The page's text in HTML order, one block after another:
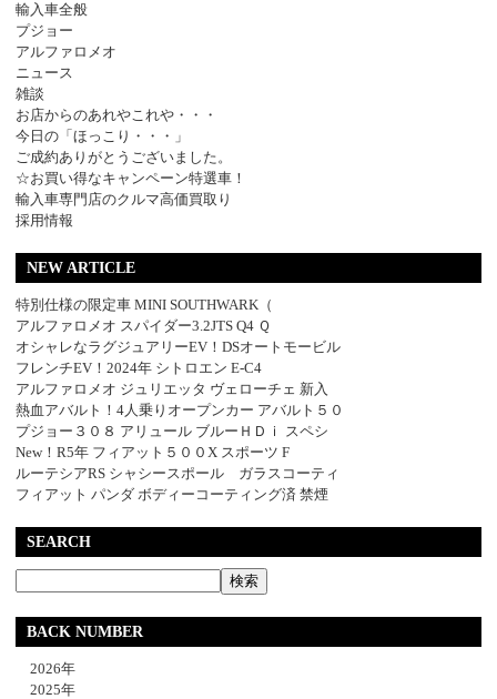
輸入車全般
プジョー
アルファロメオ
ニュース
雑談
お店からのあれやこれや・・・
今日の「ほっこり・・・」
ご成約ありがとうございました。
☆お買い得なキャンペーン特選車！
輸入車専門店のクルマ高価買取り
採用情報
NEW ARTICLE
特別仕様の限定車 MINI SOUTHWARK（
アルファロメオ スパイダー3.2JTS Q4 Ｑ
オシャレなラグジュアリーEV！DSオートモービル
フレンチEV！2024年 シトロエン E-C4
アルファロメオ ジュリエッタ ヴェローチェ 新入
熱血アバルト！4人乗りオープンカー アバルト５０
プジョー３０８ アリュール ブルーＨＤｉ スペシ
New！R5年 フィアット５００X スポーツ F
ルーテシアRS シャシースポール ガラスコーティ
フィアット パンダ ボディーコーティング済 禁煙
SEARCH
BACK NUMBER
2026年
2025年